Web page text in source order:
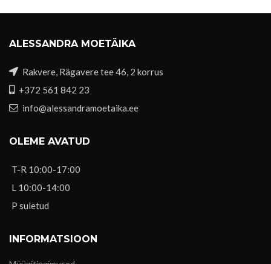
ALESSANDRA MOETÄIKA
Rakvere, Rägavere tee 46, 2 korrus
+372 561 842 23
info@alessandramoetaika.ee
OLEME AVATUD
T-R 10:00-17:00
L 10:00-14:00
P suletud
INFORMATSIOON